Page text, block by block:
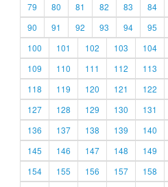
79
80 81 82 83 84
90
91 92 93 94 95
100
101 102 103 104
109
110 111 112 113
118
119 120 121 122
127
128 129 130 131
136
137 138 139 140
145
146 147 148 149
154
155 156 157 158